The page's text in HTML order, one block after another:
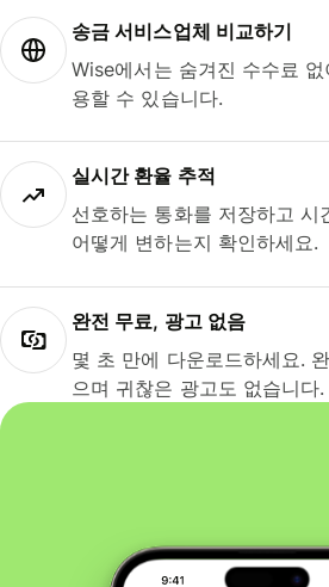
송금 서비스업체 비교하기
Wise에서는 숨겨진 수수료
용할 수 있습니다.
실시간 환율 추적
선호하는 통화를 저장하고 시
어떻게 변하는지 확인하세요.
완전 무료, 광고 없음
몇 초 만에 다운로드하세요.
으며 귀찮은 광고도 없습니다.